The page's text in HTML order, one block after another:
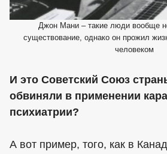
Джон Мани – такие люди вообще
существование, однако он прожил
человеком
И это Советский Союз
обвиняли в применении
психиатрии?
А вот пример, того, как в